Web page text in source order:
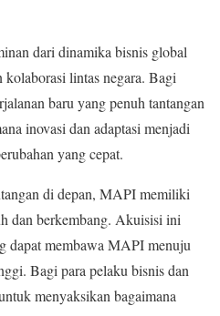
dari dinamika bisnis global
kolaborasi lintas negara. Bagi
baru yang penuh tantangan
inovasi dan adaptasi menjadi
yang cepat.
di depan, MAPI memiliki
dan berkembang. Akuisisi ini
dapat membawa MAPI menuju
Bagi para pelaku bisnis dan
menyaksikan bagaimana